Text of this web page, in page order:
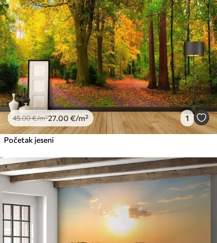
45.00€/m²27.00 €/m² 1
Početak jeseni